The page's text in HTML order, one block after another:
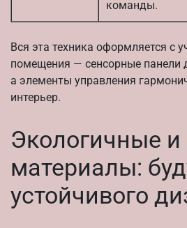
команды.
Вся эта техника оформляется с
помещения — сенсорные
а элементы управления
интерьер.
Экологичные и
материалы:
устойчивого